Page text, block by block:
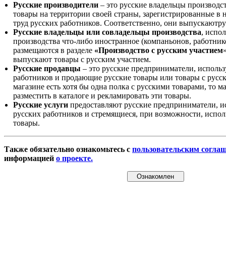
Русские производители – это русские владельцы
товары на территории своей страны, зарегистрированные
труд русских работников. Соответственно, они
Русские владельцы или совладельцы производства,
производства что-либо иностранное (компаньонов,
размещаются в разделе «Производство с русским участием
выпускают товары с русским участием.
Русские продавцы – это русские предприниматели,
работников и продающие русские товары или товары с
магазине есть хотя бы одна полка с русскими товарами, то
разместить в каталоге и рекламировать эти товары.
Русские услуги предоставляют русские предприниматели,
русских работников и стремящиеся, при возможности,
товары.
Также обязательно ознакомьтесь с пользовательским
информацией о проекте.
Ознакомлен